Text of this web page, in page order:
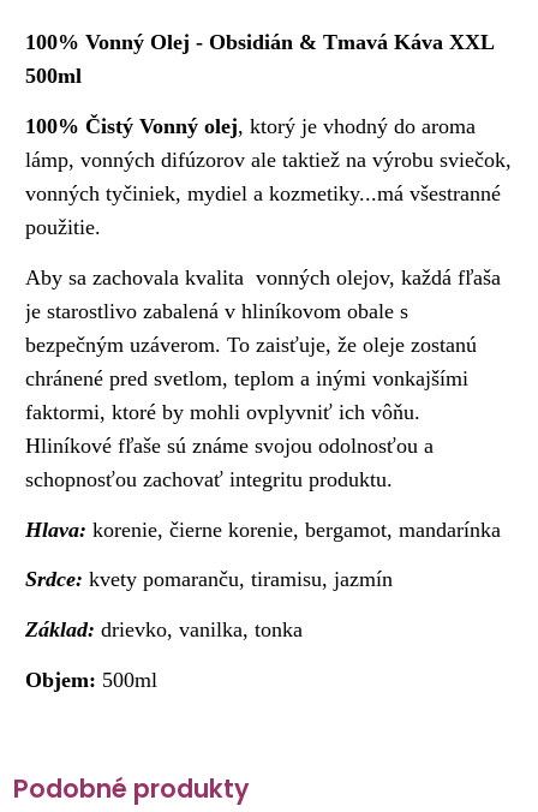
100% Vonný Olej - Obsidián & Tmavá Káva XXL
500ml
100% Čistý Vonný olej, ktorý je vhodný do aroma
lámp, vonných difúzorov ale taktiež na výrobu sviečok,
vonných tyčiniek, mydiel a kozmetiky...má všestranné
použitie.
Aby sa zachovala kvalita vonných olejov, každá fľaša
je starostlivo zabalená v hliníkovom obale s
bezpečným uzáverom. To zaisťuje, že oleje zostanú
chránené pred svetlom, teplom a inými vonkajšími
faktormi, ktoré by mohli ovplyvniť ich vôňu.
Hliníkové fľaše sú známe svojou odolnosťou a
schopnosťou zachovať integritu produktu.
Hlava:korenie, čierne korenie, bergamot, mandarínka
Srdce: kvety pomaranču, tiramisu, jazmín
Základ: drievko, vanilka, tonka
Objem: 500ml
Podobné produkty